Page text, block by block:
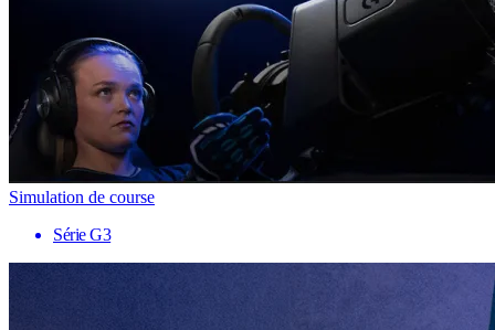
Simulation de course
Série G3